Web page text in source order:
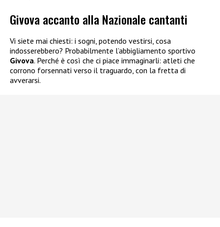
Givova accanto alla Nazionale cantanti
Vi siete mai chiesti: i sogni, potendo vestirsi, cosa
indosserebbero? Probabilmente l’abbigliamento sportivo
Givova. Perché è così che ci piace immaginarli: atleti che
corrono forsennati verso il traguardo, con la fretta di
avverarsi.